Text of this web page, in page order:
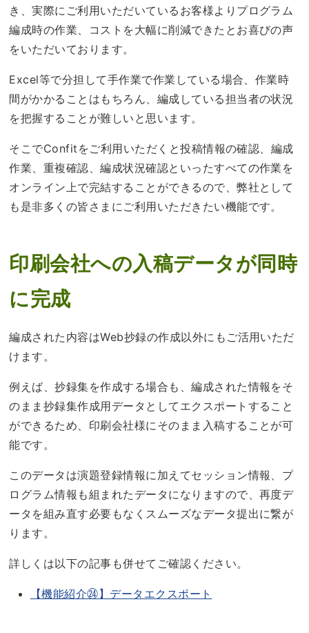
き、実際にご利用いただいているお客様よりプログラム
編成時の作業、コストを大幅に削減できたとお喜びの声
をいただいております。
Excel等で分担して手作業で作業している場合、作業時
間がかかることはもちろん、編成している担当者の状況
を把握することが難しいと思います。
そこでConfitをご利用いただくと投稿情報の確認、編成
作業、重複確認、編成状況確認といったすべての作業を
オンライン上で完結することができるので、弊社として
も是非多くの皆さまにご利用いただきたい機能です。
印刷会社への入稿データが同時
に完成
編成された内容はWeb抄録の作成以外にもご活用いただ
けます。
例えば、抄録集を作成する場合も、編成された情報をそ
のまま抄録集作成用データとしてエクスポートすること
ができるため、印刷会社様にそのまま入稿することが可
能です。
このデータは演題登録情報に加えてセッション情報、プ
ログラム情報も組まれたデータになりますので、再度デ
ータを組み直す必要もなくスムーズなデータ提出に繋が
ります。
詳しくは以下の記事も併せてご確認ください。
【機能紹介㉔】データエクスポート